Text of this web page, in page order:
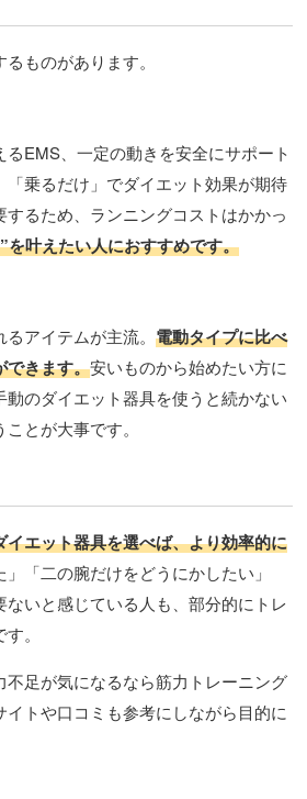
ものがあります。
EMS、一定の動きを安全にサポート
乗るだけ」でダイエット効果が期待
るため、ランニングコストはかかっ
叶えたい人におすすめです。
アイテムが主流。 電動タイプに比べ
できます。安いものから始めたい方に
のダイエット器具を使うと続かない
とが大事です。
エット器具を選べば、より効率的に
「二の腕だけをどうにかしたい」
いと感じている人も、部分的にトレ
。
足が気になるなら筋力トレーニング
トや口コミも参考にしながら目的に